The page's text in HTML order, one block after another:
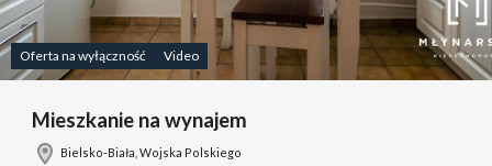
Oferta na wyłączność Video
Mieszkanie na wynajem
Bielsko-Biała, Wojska Polskiego